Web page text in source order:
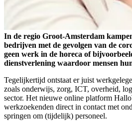
In de regio Groot-Amsterdam
bedrijven met de gevolgen van de
geen werk in de horeca of
dienstverlening waardoor mensen
Tegelijkertijd ontstaat er juist
zoals onderwijs, zorg, ICT, overheid,
sector. Het nieuwe online platform
werkzoekenden direct in contact met
springen om (tijdelijk) personeel.